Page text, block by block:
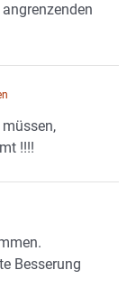
!!!!
Besserung